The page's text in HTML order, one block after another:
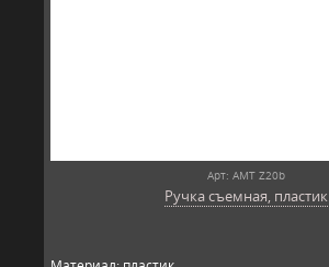
Арт: AMT Z20b
Ручка съемная, пластик